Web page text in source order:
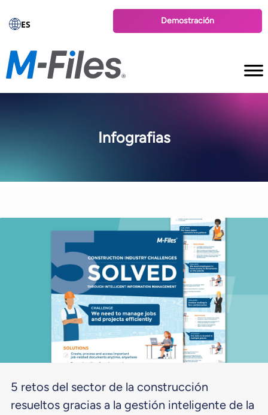
ES Demostración
Infografias
5 retos del sector de la construcción
resueltos gracias a la gestión inteligente de la